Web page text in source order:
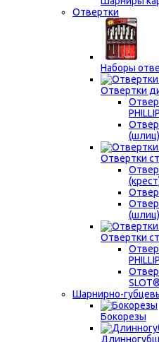
Отвертки
Наборы
Отвертки
(шлиц)
Отвертки
(шлиц)
Отвертки
Шарнирно-
Бокорезы